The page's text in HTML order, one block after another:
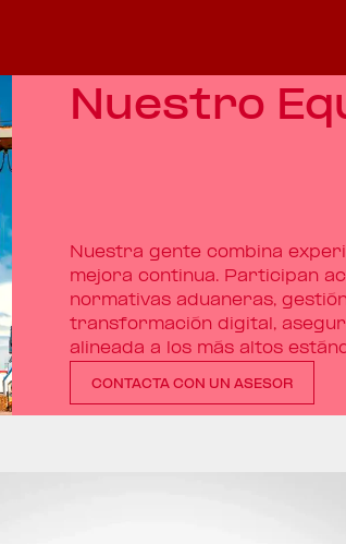
Nuestro
Nuestra gente combina
mejora continua. Participan
normativas aduaneras,
transformación digital,
alineada a los más altos
CONTACTA CON UN ASESOR